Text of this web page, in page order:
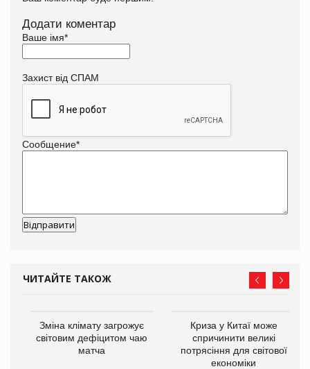
Додати коментар
Ваше імя*
Захист від СПАМ
Сообщение*
ЧИТАЙТЕ ТАКОЖ
Зміна клімату загрожує
світовим дефіцитом чаю
матча
Криза у Китаї може
спричинити великі
потрясіння для світової
економіки